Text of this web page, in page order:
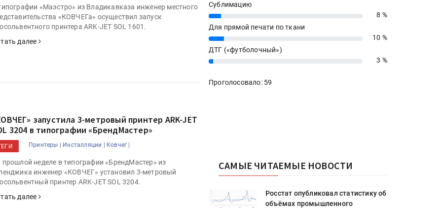
«Маэстро» из Владикавказа инженер местного
«КОВЧЕГа» осуществил запуск
принтера ARK-JET SOL 1601.
далее
запустила 3-метровый принтер ARK-JET
3204 в типографии «БрендМастер»
Принтеры | Инсталляции | Ковчег |
прошлой неделе в типографии «БрендМастер» из
инженер «КОВЧЕГ» установил 3-метровый
принтер ARK-JET SOL 3204.
далее
Сублимацию
8%
8 %
Для прямой печати по ткани
10%
10 %
ДТГ («футболочный»)
3% 3 %
Проголосовало: 59
САМЫЕ ЧИТАЕМЫЕ НОВОСТИ
об
Росстат опубликовал статистику об
объёмах промышленного